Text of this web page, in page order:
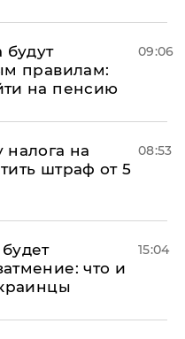
будут
правилам:
на пенсию
09:06
налога на
штраф от 5
08:53
что и
15:04